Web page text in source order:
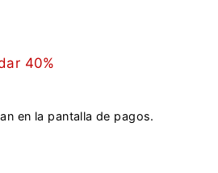
40%
en la pantalla de pagos.